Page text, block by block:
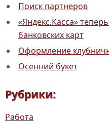
Поиск партнеров
«Яндекс.Касса»
банковских карт
Оформление
Осенний букет
Рубрики:
Работа